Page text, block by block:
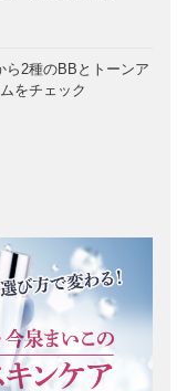
ら2種のBBとトーンア
をチェック